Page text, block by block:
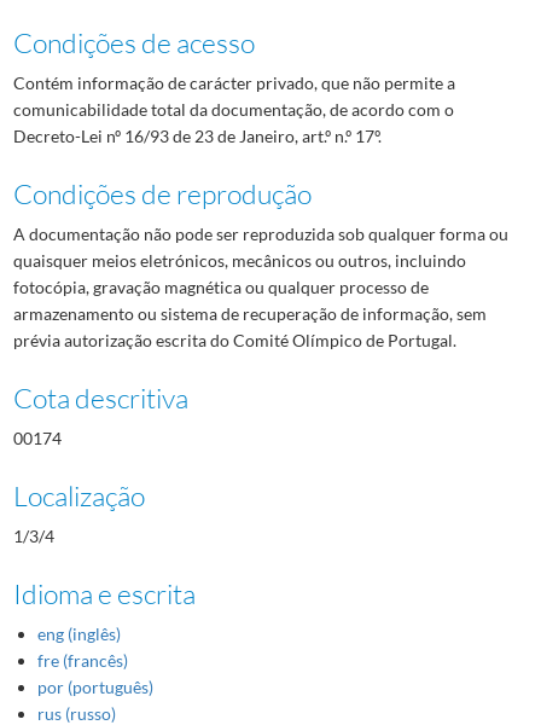
Condições de acesso
Contém informação de carácter privado, que não permite a
comunicabilidade total da documentação, de acordo com o
Decreto-Lei nº 16/93 de 23 de Janeiro, art.º n.º 17º.
Condições de reprodução
A documentação não pode ser reproduzida sob qualquer forma ou
quaisquer meios eletrónicos, mecânicos ou outros, incluindo
fotocópia, gravação magnética ou qualquer processo de
armazenamento ou sistema de recuperação de informação, sem
prévia autorização escrita do Comité Olímpico de Portugal.
Cota descritiva
00174
Localização
1/3/4
Idioma e escrita
eng (inglês)
fre (francês)
por (português)
rus (russo)